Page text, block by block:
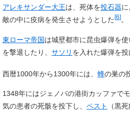
アレキサンダー大王は、死体を投石器に
敵の中に疫病を発生させようとした [6] 。
東ローマ帝国は城壁都市に昆虫爆弾を
を撃退したり、 サソリ を入れた爆弾を
西暦1000年から1300年には、 蜂の巣の
1348年にはジェノバの港街カッファで
気の患者の死骸を投下し、 ペスト （黒